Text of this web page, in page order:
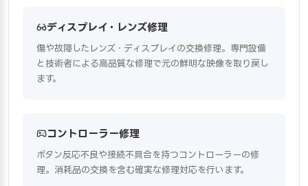
ディスプレイ・レンズ修理
傷や故障したレンズ・ディスプレイの交換修理。専門設備
と技術者による高品質な修理で元の鮮明な映像を取り戻し
ます。
コントローラー修理
ボタン反応不良や接続不具合を持つコントローラーの修
理。消耗品の交換を含む確実な修理対応を行います。